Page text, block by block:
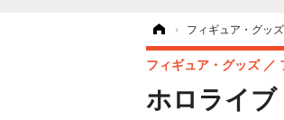
› フィギュア・グッズ
ホロライブ
フィギュア・グッズ